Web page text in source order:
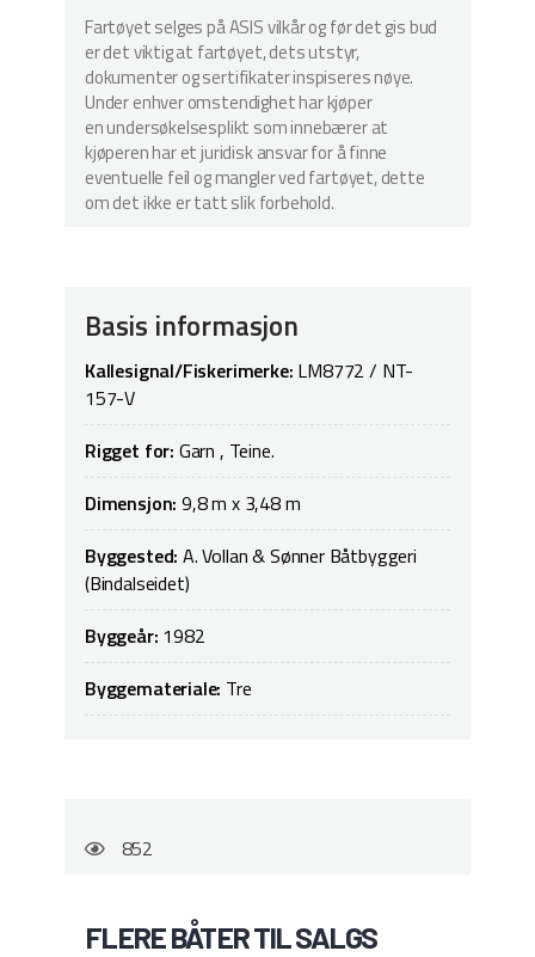
Fartøyet selges på ASIS vilkår og før det gis bud
er det viktig at fartøyet, dets utstyr,
dokumenter og sertifikater inspiseres nøye.
Under enhver omstendighet har kjøper
en undersøkelsesplikt som innebærer at
kjøperen har et juridisk ansvar for å finne
eventuelle feil og mangler ved fartøyet, dette
om det ikke er tatt slik forbehold.
Basis informasjon
Kallesignal/Fiskerimerke: LM8772 / NT-
157-V
Rigget for: Garn , Teine.
Dimensjon:9,8 m x 3,48 m
Byggested:A. Vollan & Sønner Båtbyggeri
(Bindalseidet)
Byggeår: 1982
Byggemateriale: Tre
852
FLERE BÅTER TIL SALGS